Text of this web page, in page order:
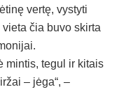
vertę, vystyti
čia buvo skirta
mintis, tegul ir kitais
– jėga“, –